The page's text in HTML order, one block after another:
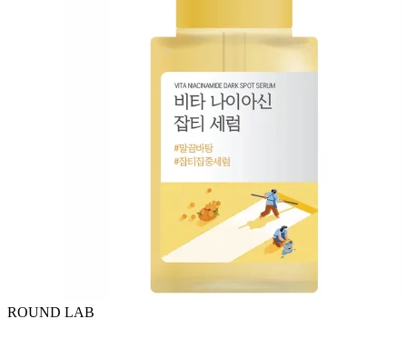
ROUND LAB